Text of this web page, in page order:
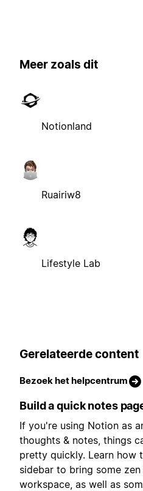
Meer zoals dit
Notionland
Ruairiw8
Lifestyle Lab
Gerelateerde content
Bezoek het helpcentrum
Build a quick notes
If you're using Notion as
thoughts & notes, things
pretty quickly. Learn how
sidebar to bring some
workspace, as well as